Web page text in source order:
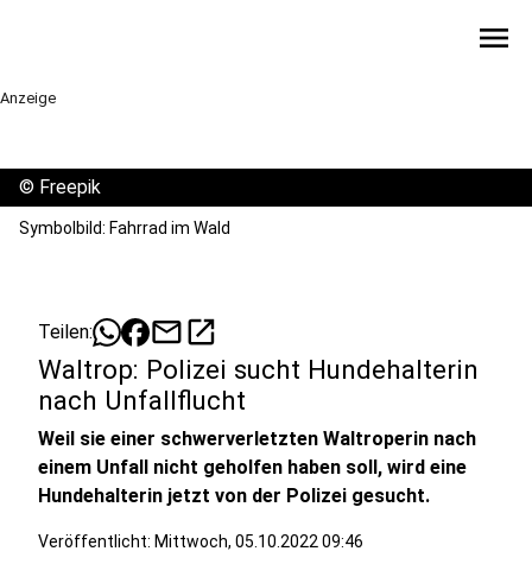
menu
Anzeige
© Freepik
Symbolbild: Fahrrad im Wald
Teilen: mailopen_in_new
Waltrop: Polizei sucht Hundehalterin
nach Unfallflucht
Weil sie einer schwerverletzten Waltroperin nach
einem Unfall nicht geholfen haben soll, wird eine
Hundehalterin jetzt von der Polizei gesucht.
Veröffentlicht: Mittwoch, 05.10.2022 09:46